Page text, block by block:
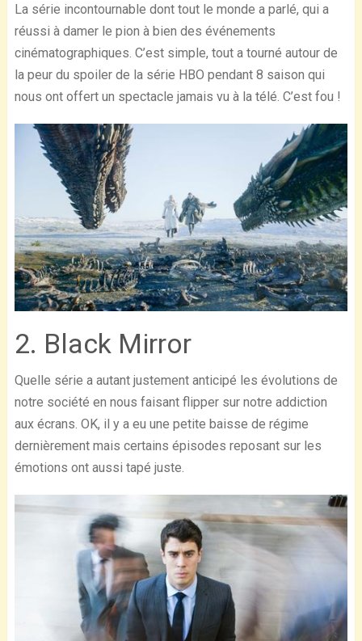
La série incontournable dont tout le monde a parlé, qui a
réussi à damer le pion à bien des événements
cinématographiques. C’est simple, tout a tourné autour de
la peur du spoiler de la série HBO pendant 8 saison qui
nous ont offert un spectacle jamais vu à la télé. C’est fou !
2. Black Mirror
Quelle série a autant justement anticipé les évolutions de
notre société en nous faisant flipper sur notre addiction
aux écrans. OK, il y a eu une petite baisse de régime
dernièrement mais certains épisodes reposant sur les
émotions ont aussi tapé juste.